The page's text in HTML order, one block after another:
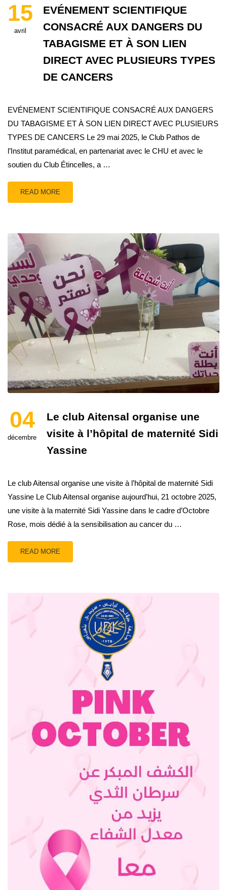
15
avril
EVÉNEMENT SCIENTIFIQUE
CONSACRÉ AUX DANGERS DU
TABAGISME ET À SON LIEN
DIRECT AVEC PLUSIEURS TYPES
DE CANCERS
EVÉNEMENT SCIENTIFIQUE CONSACRÉ AUX DANGERS
DU TABAGISME ET À SON LIEN DIRECT AVEC PLUSIEURS
TYPES DE CANCERS Le 29 mai 2025, le Club Pathos de
l’Institut paramédical, en partenariat avec le CHU et avec le
soutien du Club Étincelles, a …
READ MORE
04
décembre
Le club Aitensal organise une
visite à l’hôpital de maternité Sidi
Yassine
Le club Aitensal organise une visite à l’hôpital de maternité Sidi
Yassine Le Club Aitensal organise aujourd’hui, 21 octobre 2025,
une visite à la maternité Sidi Yassine dans le cadre d’Octobre
Rose, mois dédié à la sensibilisation au cancer du …
READ MORE